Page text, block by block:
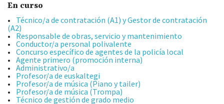
En curso
Técnico/a de contratación (A1) y Gestor de contratación
(A2)
Responsable de obras, servicio y mantenimiento
Conductor/a personal polivalente
Concurso específico de agentes de la policía local
Agente primero (promoción interna)
Administrativo/a
Profesor/a de euskaltegi
Profesor/a de música (Piano y tailer)
Profesor/a de música (Trompa)
Técnico de gestión de grado medio